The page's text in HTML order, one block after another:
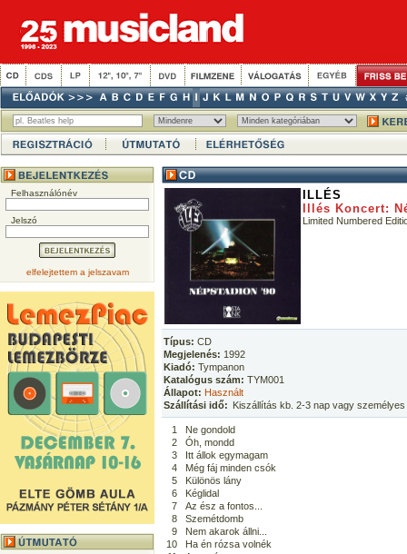
Felhasználónév
Jelszó
elfelejtettem a jelszavam
ILLÉS
Illés Koncert:
Limited Numbered
Típus: CD
Megjelenés: 1992
Kiadó: Tympanon
Katalógus szám: TYM001
Állapot: Használt
Szállítási idő: Kiszállítás kb. 2-3 nap vagy
1
Ne gondold
2
Óh, mondd
3
Itt állok egymagam
4
Még fáj minden csók
5
Különös lány
6
Kéglidal
7
Az ész a fontos...
8
Szemétdomb
9
Nem akarok állni...
10
Ha én rózsa volnék